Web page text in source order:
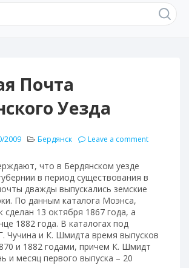
Почта
Уезда
2009 Бердянск Leave a comment
что в Бердянском уезде
в период существования в
дважды выпускались земские
По данным каталога Моэнса,
сделан 13 октября 1867 года, а
1882 года. В каталогах под
Чучина и К. Шмидта время выпусков
и 1882 годами, причем К. Шмидт
и месяц первого выпуска – 20